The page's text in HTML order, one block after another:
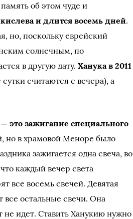
об этом чуде и
и длится восемь дней.
но, поскольку еврейский
солнечным, по
в другую дату.Ханука в 2011
считаются с вечера), а
это зажигание специального
но в храмовой Меноре было
зажигается одна свеча, во
каждый вечер света
все восемь свечей. Девятая
все остальные свечи. Она
не идет. Ставить Ханукию нужно